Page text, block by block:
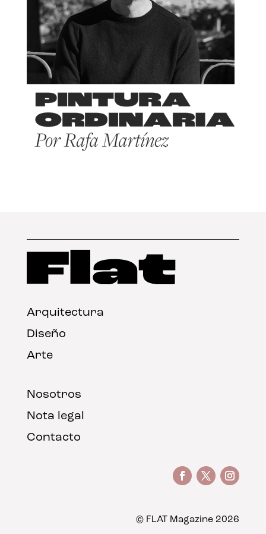
Arquitectura
Diseño
Arte
Nosotros
Nota legal
Contacto
© FLAT Magazine 2026